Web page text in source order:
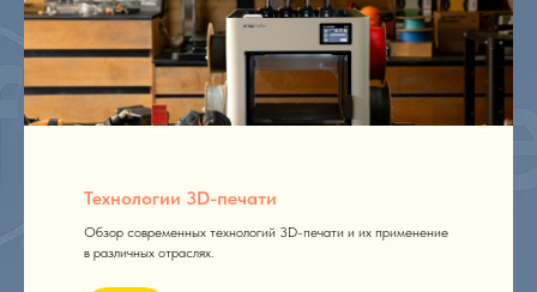
Технологии 3D-печати
Обзор современных технологий 3D-печати и их применение
в различных отраслях.